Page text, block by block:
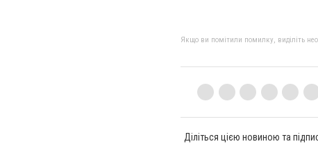
Якщо ви помітили помилку, виділіть
Діліться цією новиною та